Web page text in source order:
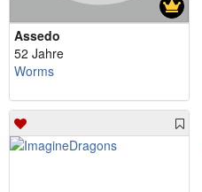
Assedo
52 Jahre
Worms